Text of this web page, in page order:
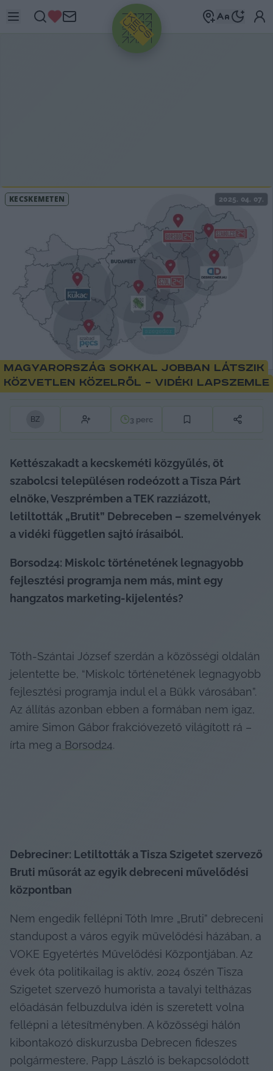
HIRDETÉS
KECSKEMÉTEN 2025. 04. 07.
Magyarország sokkal jobban látszik
közvetlen közelről – vidéki lapszemle
BZ 3 perc
Kettészakadt a kecskeméti közgyűlés, öt
szabolcsi településen rodeózott a Tisza Párt
elnöke, Veszprémben a TEK razziázott,
letiltották „Brutit” Debreceben – szemelvények
a vidéki független sajtó írásaiból.
Borsod24: Miskolc történetének legnagyobb
fejlesztési programja nem más, mint egy
hangzatos marketing-kijelentés?
Tóth-Szántai József szerdán a közösségi oldalán
jelentette be, “Miskolc történetének legnagyobb
fejlesztési programja indul el a Bükk városában”.
Az állítás azonban ebben a formában nem igaz,
amire Simon Gábor frakcióvezető világított rá –
írta meg a Borsod24.
Debreciner: Letiltották a Tisza Szigetet szervező
Bruti műsorát az egyik debreceni művelődési
központban
Nem engedik fellépni Tóth Imre „Bruti” debreceni
standupost a város egyik művelődési házában, a
VOKE Egyetértés Művelődési Központjában. Az
évek óta politikailag is aktív, 2024 őszén Tisza
Szigetet szervező humorista a tavalyi teltházas
előadásán felbuzdulva idén is szeretett volna
fellépni a létesítményben. A közösségi hálón
kibontakozó diskurzusba Debrecen fideszes
polgármestere, Papp László is bekapcsolódott